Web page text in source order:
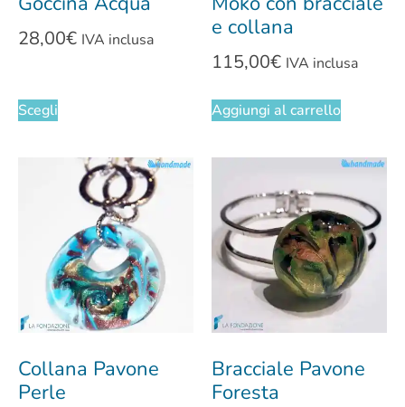
28,00€ IVA inclusa
Scegli
e collana
115,00€ IVA inclusa
Aggiungi al carrello
Collana Pavone
Perle
Bracciale Pavone
Foresta